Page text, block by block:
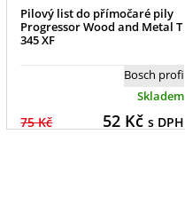
Pilový list do přímočaré pily
Progressor Wood and Metal T
345 XF
Bosch profi
Skladem
75 Kč 52Kč s DPH